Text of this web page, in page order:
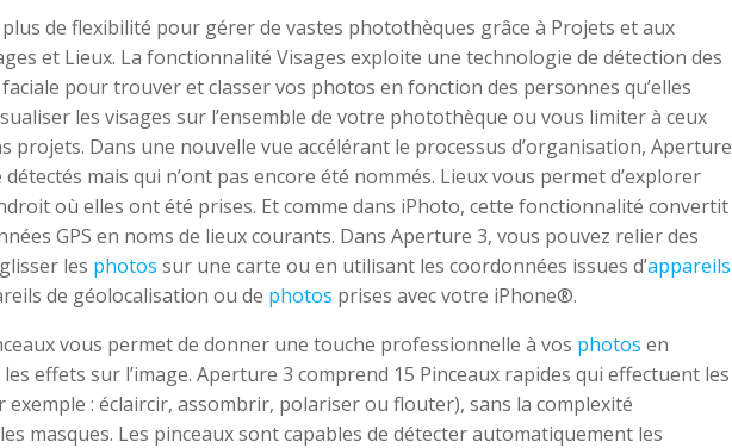
de flexibilité pour gérer de vastes photothèques grâce à Projets et aux
et Lieux. La fonctionnalité Visages exploite une technologie de détection des
pour trouver et classer vos photos en fonction des personnes qu’elles
les visages sur l’ensemble de votre photothèque ou vous limiter à ceux
projets. Dans une nouvelle vue accélérant le processus d’organisation, Aperture
mais qui n’ont pas encore été nommés. Lieux vous permet d’explorer
où elles ont été prises. Et comme dans iPhoto, cette fonctionnalité convertit
GPS en noms de lieux courants. Dans Aperture 3, vous pouvez relier des
les photos sur une carte ou en utilisant les coordonnées issues d’appareils
de géolocalisation ou de photos prises avec votre iPhone®.
vous permet de donner une touche professionnelle à vos photos en
effets sur l’image. Aperture 3 comprend 15 Pinceaux rapides qui effectuent les
exemple : éclaircir, assombrir, polariser ou flouter), sans la complexité
masques. Les pinceaux sont capables de détecter automatiquement les